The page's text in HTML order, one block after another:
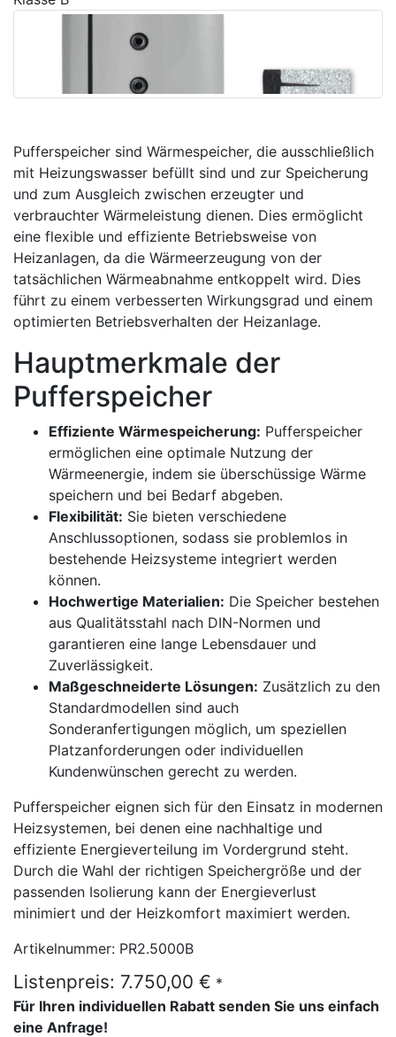
Pufferspeicher sind Wärmespeicher, die ausschließlich
mit Heizungswasser befüllt sind und zur Speicherung
und zum Ausgleich zwischen erzeugter und
verbrauchter Wärmeleistung dienen. Dies ermöglicht
eine flexible und effiziente Betriebsweise von
Heizanlagen, da die Wärmeerzeugung von der
tatsächlichen Wärmeabnahme entkoppelt wird. Dies
führt zu einem verbesserten Wirkungsgrad und einem
optimierten Betriebsverhalten der Heizanlage.
Hauptmerkmale der
Pufferspeicher
Effiziente Wärmespeicherung: Pufferspeicher
ermöglichen eine optimale Nutzung der
Wärmeenergie, indem sie überschüssige Wärme
speichern und bei Bedarf abgeben.
Flexibilität: Sie bieten verschiedene
Anschlussoptionen, sodass sie problemlos in
bestehende Heizsysteme integriert werden
können.
Hochwertige Materialien: Die Speicher bestehen
aus Qualitätsstahl nach DIN-Normen und
garantieren eine lange Lebensdauer und
Zuverlässigkeit.
Maßgeschneiderte Lösungen: Zusätzlich zu den
Standardmodellen sind auch
Sonderanfertigungen möglich, um speziellen
Platzanforderungen oder individuellen
Kundenwünschen gerecht zu werden.
Pufferspeicher eignen sich für den Einsatz in modernen
Heizsystemen, bei denen eine nachhaltige und
effiziente Energieverteilung im Vordergrund steht.
Durch die Wahl der richtigen Speichergröße und der
passenden Isolierung kann der Energieverlust
minimiert und der Heizkomfort maximiert werden.
Artikelnummer: PR2.5000B
Listenpreis: 7.750,00 € *
Für Ihren individuellen Rabatt senden Sie uns einfach
eine Anfrage!